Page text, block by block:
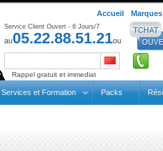
Accueil Marques
Service Client Ouvert - 6 Jours/7
au05.22.88.51.21ou
Rappel gratuit et immediat
Services et Formation Packs